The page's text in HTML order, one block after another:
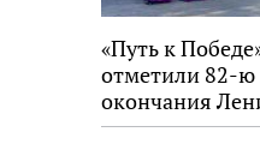
«Путь к
отметили 82-
окончания
битвы